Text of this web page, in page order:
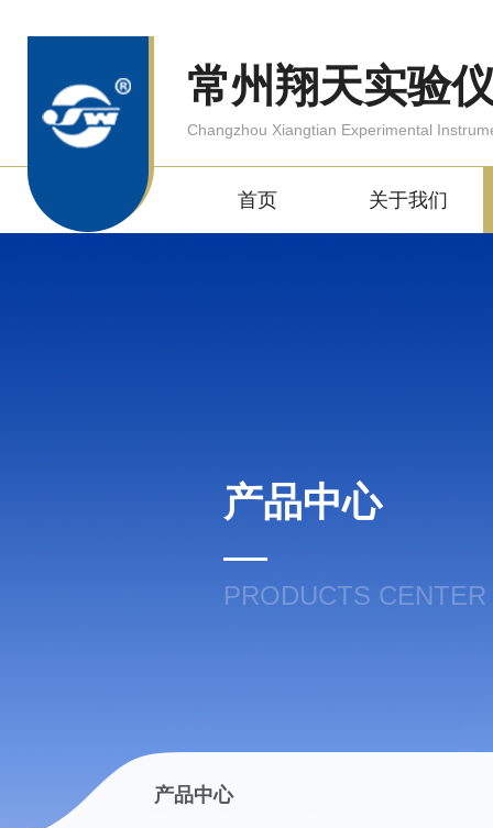
常州翔天实验
Changzhou Xiangtian Experimental
首页 关于我们
产品中心
PRODUCTS CENTER
产品中心